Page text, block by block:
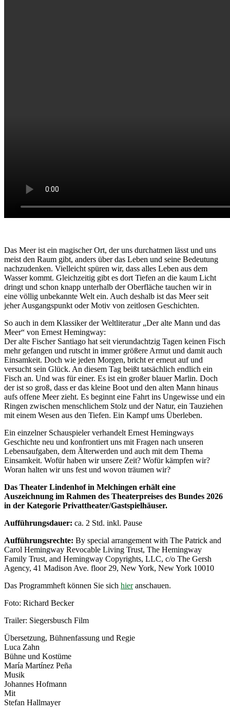
Das Meer ist ein magischer Ort, der uns durchatmen lässt und uns
meist den Raum gibt, anders über das Leben und seine Bedeutung
nachzudenken. Vielleicht spüren wir, dass alles Leben aus dem
Wasser kommt. Gleichzeitig gibt es dort Tiefen an die kaum Licht
dringt und schon knapp unterhalb der Oberfläche tauchen wir in
eine völlig unbekannte Welt ein. Auch deshalb ist das Meer seit
jeher Ausgangspunkt oder Motiv von zeitlosen Geschichten.
So auch in dem Klassiker der Weltliteratur „Der alte Mann und das
Meer“ von Ernest Hemingway:
Der alte Fischer Santiago hat seit vierundachtzig Tagen keinen Fisch
mehr gefangen und rutscht in immer größere Armut und damit auch
Einsamkeit. Doch wie jeden Morgen, bricht er erneut auf und
versucht sein Glück. An diesem Tag beißt tatsächlich endlich ein
Fisch an. Und was für einer. Es ist ein großer blauer Marlin. Doch
der ist so groß, dass er das kleine Boot und den alten Mann hinaus
aufs offene Meer zieht. Es beginnt eine Fahrt ins Ungewisse und ein
Ringen zwischen menschlichem Stolz und der Natur, ein Tauziehen
mit einem Wesen aus den Tiefen. Ein Kampf ums Überleben.
Ein einzelner Schauspieler verhandelt Ernest Hemingways
Geschichte neu und konfrontiert uns mit Fragen nach unseren
Lebensaufgaben, dem Älterwerden und auch mit dem Thema
Einsamkeit. Wofür haben wir unsere Zeit? Wofür kämpfen wir?
Woran halten wir uns fest und wovon träumen wir?
Das Theater Lindenhof in Melchingen erhält eine
Auszeichnung im Rahmen des Theaterpreises des Bundes 2026
in der Kategorie Privattheater/Gastspielhäuser.
Aufführungsdauer: ca. 2 Std. inkl. Pause
Aufführungsrechte: By special arrangement with The Patrick and
Carol Hemingway Revocable Living Trust, The Hemingway
Family Trust, and Hemingway Copyrights, LLC, c/o The Gersh
Agency, 41 Madison Ave. floor 29, New York, New York 10010
Das Programmheft können Sie sich hieranschauen.
Foto: Richard Becker
Trailer: Siegersbusch Film
Übersetzung, Bühnenfassung und Regie
Luca Zahn
Bühne und Kostüme
María Martínez Peña
Musik
Johannes Hofmann
Mit
Stefan Hallmayer